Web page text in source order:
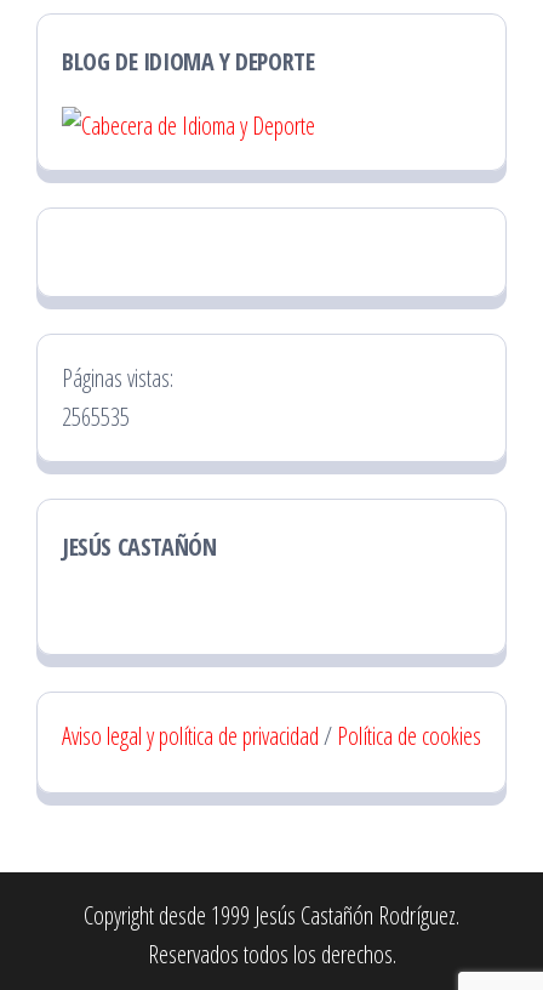
BLOG DE IDIOMA Y DEPORTE
Páginas vistas:
2565535
JESÚS CASTAÑÓN
Aviso legal y política de privacidad/ Política de cookies
Copyright desde 1999 Jesús Castañón Rodríguez.
Reservados todos los derechos.